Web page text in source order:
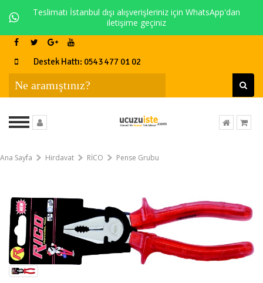
Teslimatı İstanbul dışı alışverişleriniz için WhatsApp'dan
iletişime geçiniz
Destek Hattı: 0543 477 01 02
Ana Sayfa Hirdavat RİCO Pense Grubu